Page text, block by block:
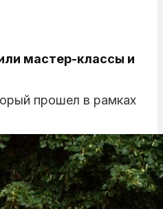
мастер-классы и
прошел в рамках